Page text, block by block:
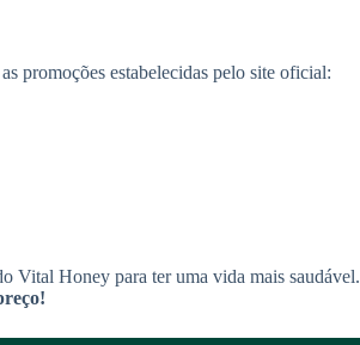
promoções estabelecidas pelo site oficial:
Vital Honey para ter uma vida mais saudável.